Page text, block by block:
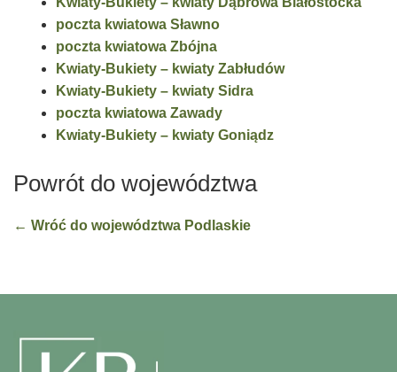
poczta kwiatowa Sławno
poczta kwiatowa Zbójna
Kwiaty-Bukiety – kwiaty Zabłudów
Kwiaty-Bukiety – kwiaty Sidra
poczta kwiatowa Zawady
Kwiaty-Bukiety – kwiaty Goniądz
Powrót do województwa
← Wróć do województwa Podlaskie